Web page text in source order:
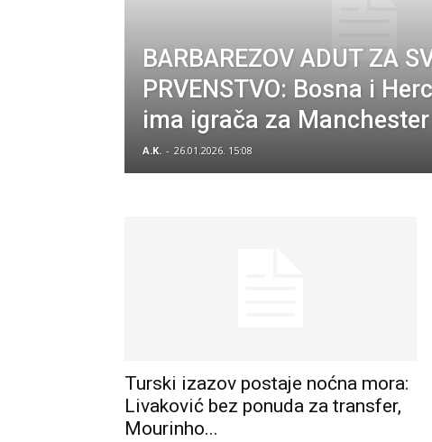
BARBAREZOV ADUT ZA
PRVENSTVO: Bosna i
ima igrača za
A.K. - 26.01.2026. 15:08
Turski izazov postaje noćna mora:
Livaković bez ponuda za transfer,
Mourinho...